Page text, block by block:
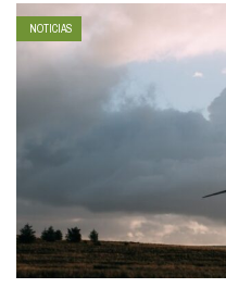
NOTICIAS